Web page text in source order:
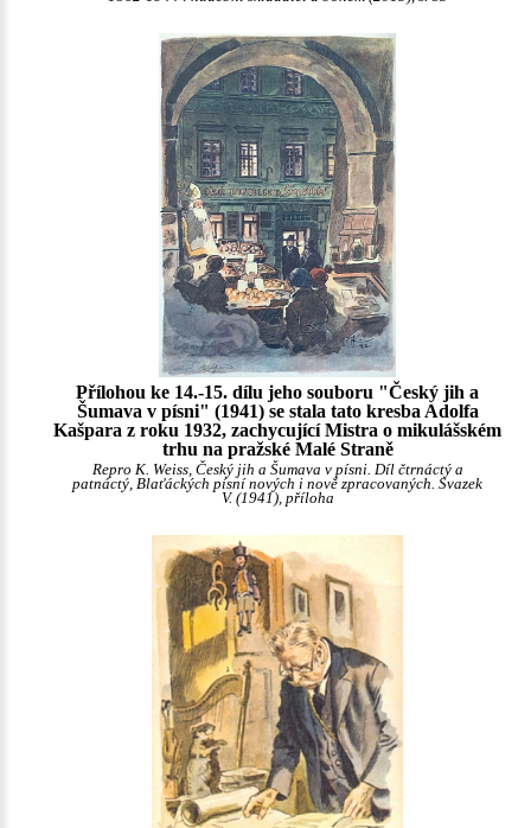
Přílohou ke 14.-15. dílu jeho souboru "Český jih a
Šumava v písni" (1941) se stala tato kresba Adolfa
Kašpara z roku 1932, zachycující Mistra o mikulášském
trhu na pražské Malé Straně
Repro K. Weiss, Český jih a Šumava v písni. Díl čtrnáctý a
patnáctý, Blaťáckých písní nových i nově zpracovaných. Svazek
V. (1941), příloha